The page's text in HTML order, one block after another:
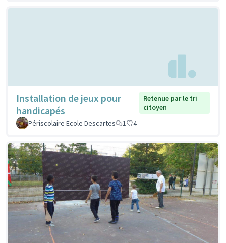
Installation de jeux pour
handicapés
Retenue par le tri
citoyen
Périscolaire Ecole Descartes
1 4